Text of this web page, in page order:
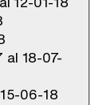
al 18-07-
06-18